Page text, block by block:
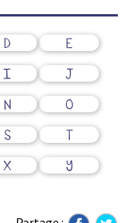
D
E
I
J
N
O
S
T
X
Y